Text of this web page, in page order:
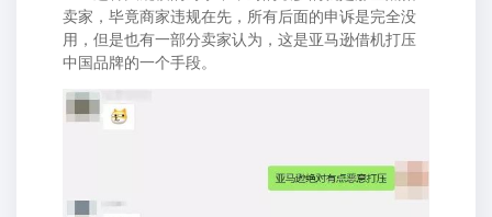
卖家，毕竟商家违规在先，所有后面的申诉是完全没
用，但是也有一部分卖家认为，这是亚马逊借机打压
中国品牌的一个手段。